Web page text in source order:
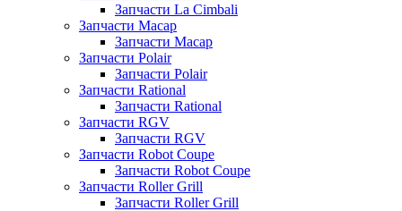
Запчасти La Cimbali
Запчасти Macap
Запчасти Macap
Запчасти Polair
Запчасти Polair
Запчасти Rational
Запчасти Rational
Запчасти RGV
Запчасти RGV
Запчасти Robot Coupe
Запчасти Robot Coupe
Запчасти Roller Grill
Запчасти Roller Grill